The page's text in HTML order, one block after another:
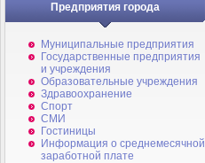
Предприятия города
Муниципальные предприятия
Государственные предприятия
и учреждения
Образовательные учреждения
Здравоохранение
Спорт
СМИ
Гостиницы
Информация о среднемесячной
заработной плате